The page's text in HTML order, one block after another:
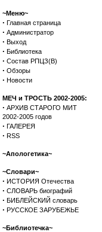
~Меню~
· Главная страница
· Администратор
· Выход
· Библиотека
· Состав РПЦЗ(В)
· Обзоры
· Новости
МЕЧ и ТРОСТЬ 2002-2005:
· АРХИВ СТАРОГО МИТ
2002-2005 годов
· ГАЛЕРЕЯ
· RSS
~Апологетика~
~Словари~
· ИСТОРИЯ Отечества
· СЛОВАРЬ биографий
· БИБЛЕЙСКИЙ словарь
· РУССКОЕ ЗАРУБЕЖЬЕ
~Библиотечка~